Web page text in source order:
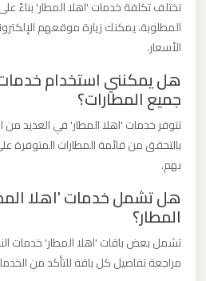
تختلف تكلفة خدمات 'اهلا المطار' بناءً
المطلوبة. يمكنك زيارة موقعهم
الأسعار.
هل يمكنني استخدام
جميع المطارات؟
تتوفر خدمات 'اهلا المطار' في العديد من
بالتحقق من قائمة المطارات المتوفرة
بهم.
هل تشمل خدمات 'اهلا
المطار؟
تشمل بعض باقات 'اهلا المطار' خدمات
مراجعة تفاصيل كل باقة للتأكد من
الدولي
العرب
الاسكندرية
ليموزين
العرب